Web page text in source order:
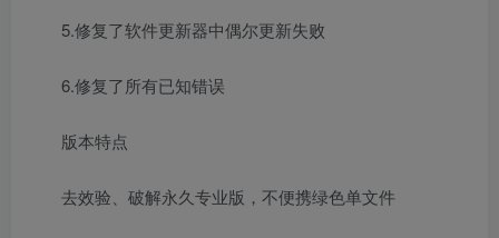
5.修复了软件更新器中偶尔更新失败
6.修复了所有已知错误
版本特点
去效验、破解永久专业版，不便携绿色单文件